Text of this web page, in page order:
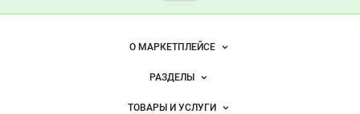
Foodretail.ru
— продукты
Важные разделы и контакты
Навигация по сайтуО МАРКЕТПЛЕЙСЕ
Новости Foodretail.ru
РАЗДЕЛЫ
Объявления
ТОВАРЫ И УСЛУГИ